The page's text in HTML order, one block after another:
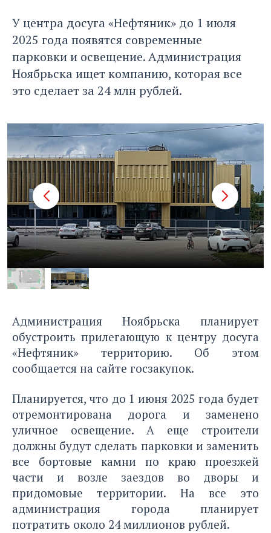
У центра досуга «Нефтяник» до 1 июля
2025 года появятся современные
парковки и освещение. Администрация
Ноябрьска ищет компанию, которая все
это сделает за 24 млн рублей.
Администрация Ноябрьска планирует
обустроить прилегающую к центру досуга
«Нефтяник» территорию. Об этом
сообщается на сайте госзакупок.
Планируется, что до 1 июня 2025 года будет
отремонтирована дорога и заменено
уличное освещение. А еще строители
должны будут сделать парковки и заменить
все бортовые камни по краю проезжей
части и возле заездов во дворы и
придомовые территории. На все это
администрация города планирует
потратить около 24 миллионов рублей.